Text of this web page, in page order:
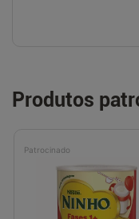
Produtos
Patrocinado